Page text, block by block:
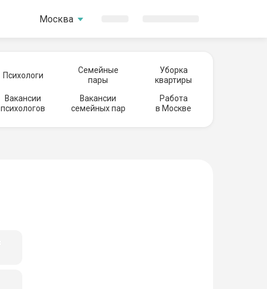
Москва
Психологи
Семейные
пары
Уборка
квартиры
Вакансии
психологов
Вакансии
семейных пар
Работа
в Москве